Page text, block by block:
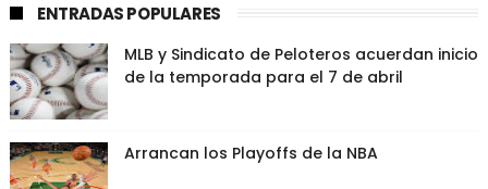
ENTRADAS POPULARES
MLB y Sindicato de Peloteros acuerdan inicio
de la temporada para el 7 de abril
Arrancan los Playoffs de la NBA